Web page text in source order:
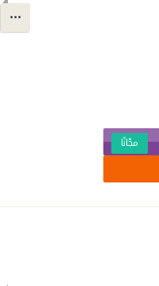
مجّانًا